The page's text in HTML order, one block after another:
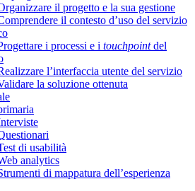
il progetto e la sua gestione
il contesto d’uso del servizio
i processi e i touchpointdel
l’interfaccia utente del servizio
la soluzione ottenuta
di usabilità
analytics
di mappatura dell’esperienza